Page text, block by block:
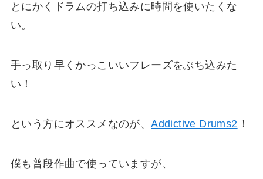
とにかくドラムの打ち込みに時間を使いたくな
い。
手っ取り早くかっこいいフレーズをぶち込みた
い！
という方にオススメなのが、Addictive Drums2 ！
僕も普段作曲で使っていますが、